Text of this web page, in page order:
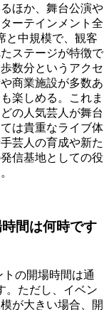
ほか、舞台公演や
ーテインメント全
と中規模で、観客
ステージが特徴で
数分というアクセ
商業施設が多数あ
楽しめる。これま
の人気芸人が舞台
は貴重なライブ体
芸人の育成や新た
信基地としての役
間は何時です
の開場時間は通
。ただし、イベン
が大きい場合、開